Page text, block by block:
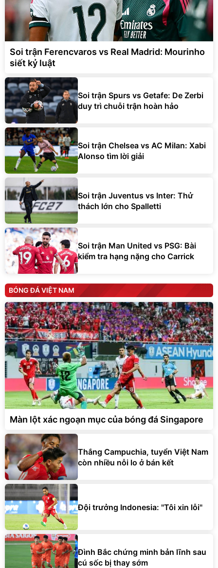
Soi trận Ferencvaros vs Real Madrid: Mourinho
siết kỷ luật
Soi trận Spurs vs Getafe: De Zerbi
duy trì chuỗi trận hoàn hảo
Soi trận Chelsea vs AC Milan: Xabi
Alonso tìm lời giải
Soi trận Juventus vs Inter: Thử
thách lớn cho Spalletti
Soi trận Man United vs PSG: Bài
kiểm tra hạng nặng cho Carrick
BÓNG ĐÁ VIỆT NAM
Màn lột xác ngoạn mục của bóng đá Singapore
Thắng Campuchia, tuyển Việt Nam
còn nhiều nỗi lo ở bán kết
Đội trưởng Indonesia: "Tôi xin lỗi"
Đình Bắc chứng minh bản lĩnh sau
cú sốc bị thay sớm